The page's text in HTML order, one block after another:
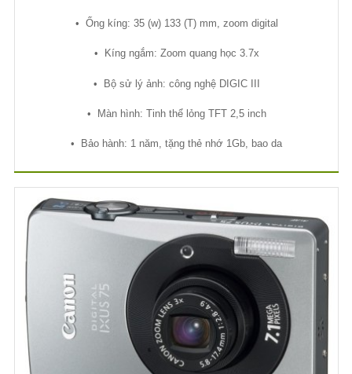
• Ống kíng: 35 (w) 133 (T) mm, zoom digital
• Kíng ngắm: Zoom quang học 3.7x
• Bộsửlý ảnh: công nghệDIGIC III
• Màn hình: Tinh thểl ỏng TFT 2,5 inch
• Bảo hành: 1 năm, tặng thẻ nhớ 1Gb, bao da